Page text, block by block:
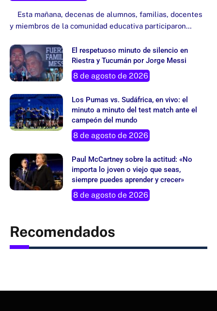
Esta mañana, decenas de alumnos, familias, docentes
y miembros de la comunidad educativa participaron…
El respetuoso minuto de silencio en
Riestra y Tucumán por Jorge Messi
8 de agosto de 2026
Los Pumas vs. Sudáfrica, en vivo: el
minuto a minuto del test match ante el
campeón del mundo
8 de agosto de 2026
Paul McCartney sobre la actitud: «No
importa lo joven o viejo que seas,
siempre puedes aprender y crecer»
8 de agosto de 2026
Recomendados